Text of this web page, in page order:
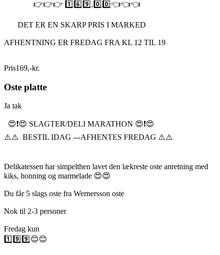
👉👉👉 1️⃣6️⃣9️⃣,0️⃣0️⃣👈👈👈
DET ER EN SKARP PRIS I MARKED
AFHENTNING ER FREDAG FRA KL 12 TIL 19
Pris169,-kr.
Oste platte
Ja tak
😍❗️😍 SLAGTER/DELI MARATHON 😍❗️😍
⚠️⚠️ BESTIL IDAG ---AFHENTES FREDAG ⚠️⚠️
Delikatessen har simpelthen lavet den lækreste oste anretning med
kiks, honning og marmelade 😍😍
Du får 5 slags oste fra Wernersson oste
Nok til 2-3 personer
Fredag kun
1️⃣9️⃣9️⃣😊😊